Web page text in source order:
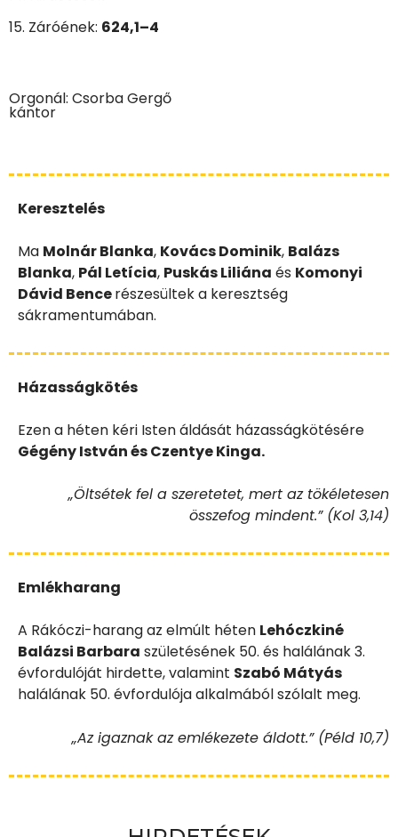
15. Záróének: 624,1–4
Orgonál: Csorba Gergő
kántor
Keresztelés
Ma Molnár Blanka, Kovács Dominik, Balázs
Blanka, Pál Letícia, Puskás Liliána és Komonyi
Dávid Bencerészesültek a keresztség
sákramentumában.
Házasságkötés
Ezen a héten kéri Isten áldását házasságkötésére
Gégény István és Czentye Kinga.
„Öltsétek fel a szeretetet, mert az tökéletesen
összefog mindent.” (Kol 3,14)
Emlékharang
A Rákóczi-harang az elmúlt héten Lehóczkiné
Balázsi Barbara születésének 50. és halálának 3.
évfordulóját hirdette, valamint Szabó Mátyás
halálának 50. évfordulója alkalmából szólalt meg.
„Az igaznak az emlékezete áldott.” (Péld 10,7)